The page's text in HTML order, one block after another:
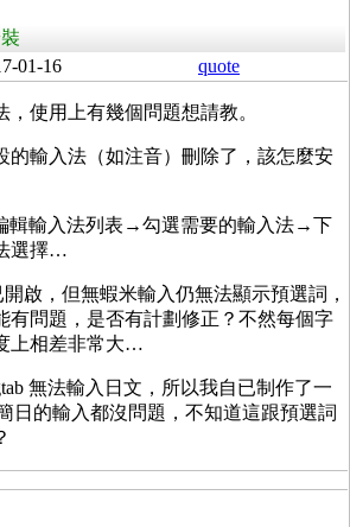
01-16 quote
使用上有幾個問題想請教。
的輸入法（如注音）刪除了，該怎麼安
輯輸入法列表→勾選需要的輸入法→下
選擇…
啟，但無蝦米輸入仍無法顯示預選詞，
有問題，是否有計劃修正？不然每個字
上相差非常大…
無法輸入日文，所以我自已制作了一
日的輸入都沒問題，不知道這跟預選詞